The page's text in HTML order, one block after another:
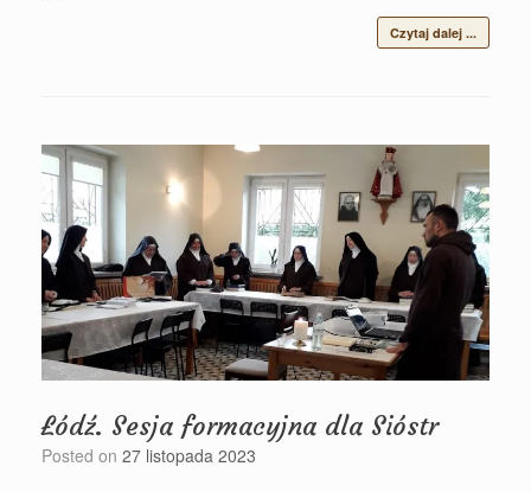
Czytaj dalej ...
Łódź. Sesja formacyjna dla Sióstr
Posted on 27 listopada 2023